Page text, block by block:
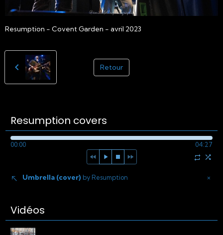
Resumption - Covent Garden - avril 2023
Retour
Resumption covers
00:00 04:27
×
Umbrella (cover) by Resumption
Vidéos